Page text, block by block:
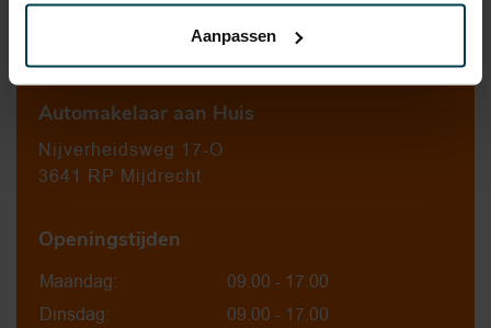
Aanpassen
verkoop@automakelaaraanhuis.nl
Automakelaar aan Huis
Nijverheidsweg 17-O
3641 RP Mijdrecht
Openingstijden
Maandag:
09.00 - 17.00
Dinsdag:
09.00 - 17.00